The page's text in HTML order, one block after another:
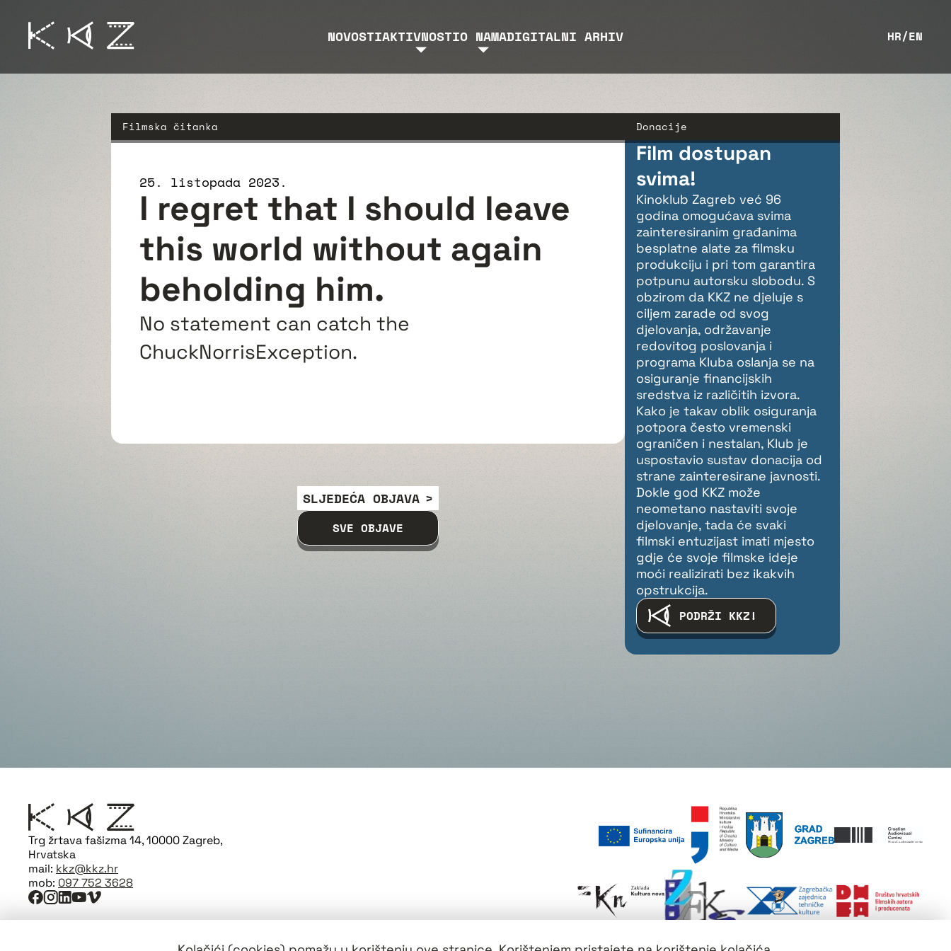
NOVOSTIAKTIVNOSTIO NAMADIGITALNI ARHIV HR/EN
Filmska čitanka
25. listopada 2023.
I regret that I should leave
this world without again
beholding him.
No statement can catch the
ChuckNorrisException.
SLJEDEĆA OBJAVA
SVE OBJAVE
Donacije
Film dostupan
svima!
Kinoklub Zagreb već 96
godina omogućava svima
zainteresiranim građanima
besplatne alate za filmsku
produkciju i pri tom garantira
potpunu autorsku slobodu. S
obzirom da KKZ ne djeluje s
ciljem zarade od svog
djelovanja, održavanje
redovitog poslovanja i
programa Kluba oslanja se na
osiguranje financijskih
sredstva iz različitih izvora.
Kako je takav oblik osiguranja
potpora često vremenski
ograničen i nestalan, Klub je
uspostavio sustav donacija od
strane zainteresirane javnosti.
Dokle god KKZ može
neometano nastaviti svoje
djelovanje, tada će svaki
filmski entuzijast imati mjesto
gdje će svoje filmske ideje
moći realizirati bez ikakvih
opstrukcija.
PODRŽI KKZ!
Trg žrtava fašizma 14, 10000 Zagreb,
Hrvatska
mail: kkz@kkz.hr
mob: 097 752 3628